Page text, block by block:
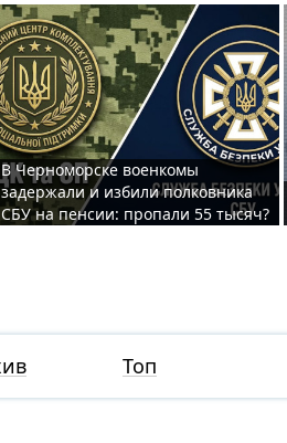
В Черноморске военкомы
задержали и избили полковника
СБУ на пенсии: пропали 55 тысяч?
Топ